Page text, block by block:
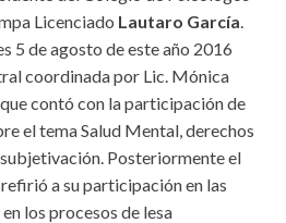
Licenciado Lautaro García.
5 de agosto de este año 2016
coordinada por Lic. Mónica
contó con la participación de
el tema Salud Mental, derechos
Posteriormente el
a su participación en las
los procesos de lesa